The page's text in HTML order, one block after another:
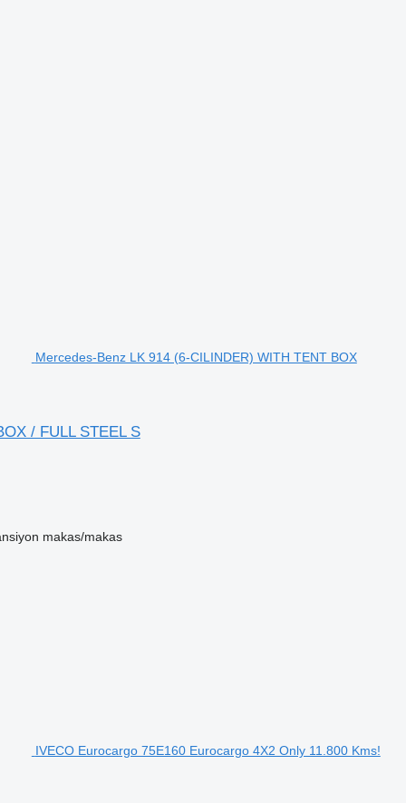
Mercedes-Benz LK 914 (6-CILINDER) WITH TENT BOX
/ FULL STEEL S
makas/makas
IVECO Eurocargo 75E160 Eurocargo 4X2 Only 11.800 Kms!